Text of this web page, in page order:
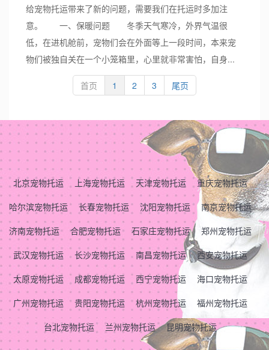
给宠物托运带来了新的问题，需要我们在托运时多加注
意。 一、保暖问题 冬季天气寒冷，外界气温很
低，在进机舱前，宠物们会在外面等上一段时间，本来宠
物们被独自关在一个小笼箱里，心里就非常害怕，自身...
首页 1 2 3 尾页
北京宠物托运 上海宠物托运 天津宠物托运
重庆宠物托运
哈尔滨宠物托运
长春宠物托运 沈阳宠物托运
南京宠物托运
济南宠物托运
合肥宠物托运 石家庄宠物托运
郑州宠物托运
武汉宠物托运
长沙宠物托运 南昌宠物托运
西安宠物托运
太原宠物托运
成都宠物托运 西宁宠物托运
海口宠物托运
广州宠物托运
贵阳宠物托运 杭州宠物托运
福州宠物托运
台北宠物托运
兰州宠物托运 昆明宠物托运